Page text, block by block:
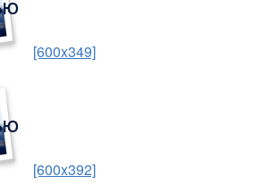
[600x349]
[600x392]